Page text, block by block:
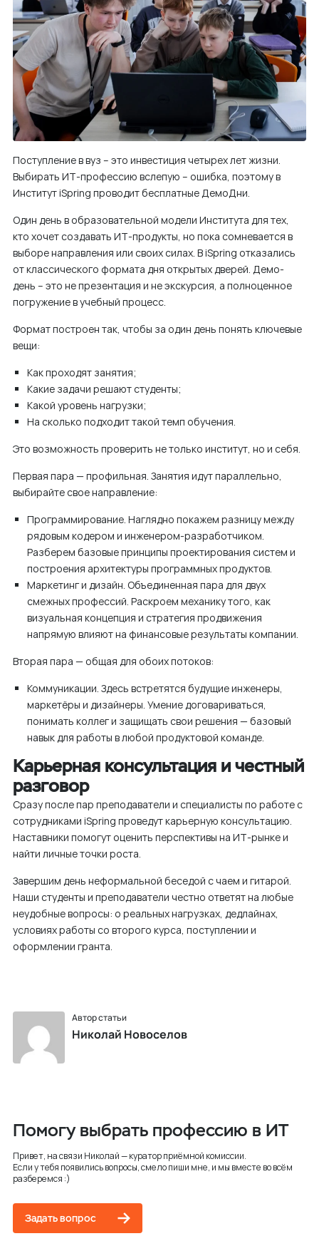
Поступление в вуз – это инвестиция четырех лет жизни.
Выбирать ИТ-профессию вслепую – ошибка, поэтому в
Институт iSpring проводит бесплатные ДемоДни.
Один день в образовательной модели Института для тех,
кто хочет создавать ИТ-продукты, но пока сомневается в
выборе направления или своих силах. В iSpring отказались
от классического формата дня открытых дверей. Демо-
день – это не презентация и не экскурсия, а полноценное
погружение в учебный процесс.
Формат построен так, чтобы за один день понять ключевые
вещи:
Как проходят занятия;
Какие задачи решают студенты;
Какой уровень нагрузки;
На сколько подходит такой темп обучения.
Это возможность проверить не только институт, но и себя.
Первая пара — профильная. Занятия идут параллельно,
выбирайте свое направление:
Программирование. Наглядно покажем разницу между
рядовым кодером и инженером-разработчиком.
Разберем базовые принципы проектирования систем и
построения архитектуры программных продуктов.
Маркетинг и дизайн. Объединенная пара для двух
смежных профессий. Раскроем механику того, как
визуальная концепция и стратегия продвижения
напрямую влияют на финансовые результаты компании.
Вторая пара — общая для обоих потоков:
Коммуникации. Здесь встретятся будущие инженеры,
маркетёры и дизайнеры. Умение договариваться,
понимать коллег и защищать свои решения — базовый
навык для работы в любой продуктовой команде.
Карьерная консультация и честный
разговор
Сразу после пар преподаватели и специалисты по работе с
сотрудниками iSpring проведут карьерную консультацию.
Наставники помогут оценить перспективы на ИТ-рынке и
найти личные точки роста.
Завершим день неформальной беседой с чаем и гитарой.
Наши студенты и преподаватели честно ответят на любые
неудобные вопросы: о реальных нагрузках, дедлайнах,
условиях работы со второго курса, поступлении и
оформлении гранта.
Автор статьи
Николай Новоселов
Помогу выбрать профессию в ИТ
Привет, на связи Николай — куратор приёмной комиссии.
Если у тебя появились вопросы, смело пиши мне, и мы вместе во всём
разберемся :)
Задать вопрос